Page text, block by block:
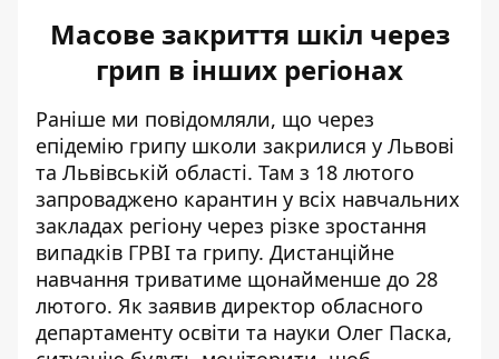
Масове закриття шкіл через
грип в інших регіонах
Раніше ми повідомляли, що через
епідемію грипу школи закрилися у Львові
та Львівській області. Там з 18 лютого
запроваджено карантин у всіх навчальних
закладах регіону через різке зростання
випадків ГРВІ та грипу. Дистанційне
навчання триватиме щонайменше до 28
лютого. Як заявив директор обласного
департаменту освіти та науки Олег Паска,